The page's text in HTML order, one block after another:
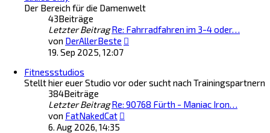
r
g
s
e
t
a
Der Bereich für die Damenwelt
43Beiträge
Letzter Beitrag Re: Fahrradfahren im 3-4 oder…
von DerAllerBeste
s
e
19. Sep 2025, 12:07
Fitnessstudios
Stellt hier euer Studio vor oder sucht nach Trainingspartnern
384Beiträge
Letzter Beitrag Re: 90768 Fürth - Maniac Iron…
von FatNakedCat
6. Aug 2026, 14:35